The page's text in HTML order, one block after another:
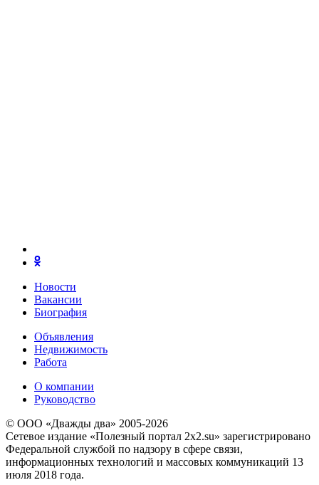
Новости
Вакансии
Биография
Объявления
Недвижимость
Работа
О компании
Руководство
© ООО «Дважды два» 2005-2026
Сетевое издание «Полезный портал 2x2.su» зарегистрировано
Федеральной службой по надзору в сфере связи,
информационных технологий и массовых коммуникаций 13
июля 2018 года.